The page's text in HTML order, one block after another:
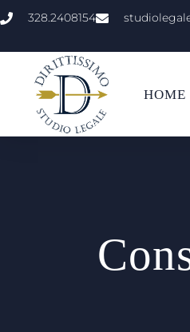
328.2408154
HOME